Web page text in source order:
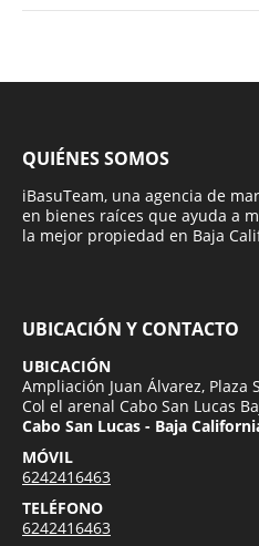
QUIÉNES SOMOS
iBasuTeam, una agencia de
en bienes raíces que ayuda a
la mejor propiedad en Baja
UBICACIÓN Y CONTACTO
UBICACIÓN
Ampliación Juan Álvarez, Plaza
Col el arenal Cabo San Lucas
Cabo San Lucas - Baja
MÓVIL
6242416463
TELÉFONO
6242416463